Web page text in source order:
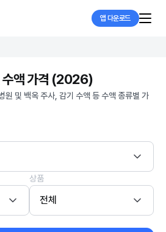
앱 다운로드
수액 가격 (2026)
원 및 백옥 주사, 감기 수액 등 수액 종류별 가
상품
전체